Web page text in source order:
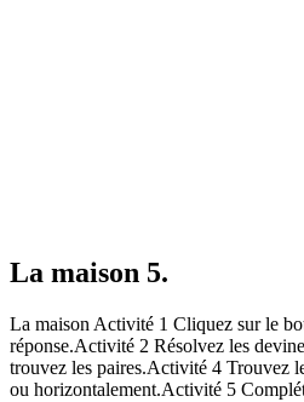
La maison 5.
La maison Activité 1 Cliquez sur le
réponse.Activité 2 Résolvez les
trouvez les paires.Activité 4 Trouvez
ou horizontalement.Activité 5